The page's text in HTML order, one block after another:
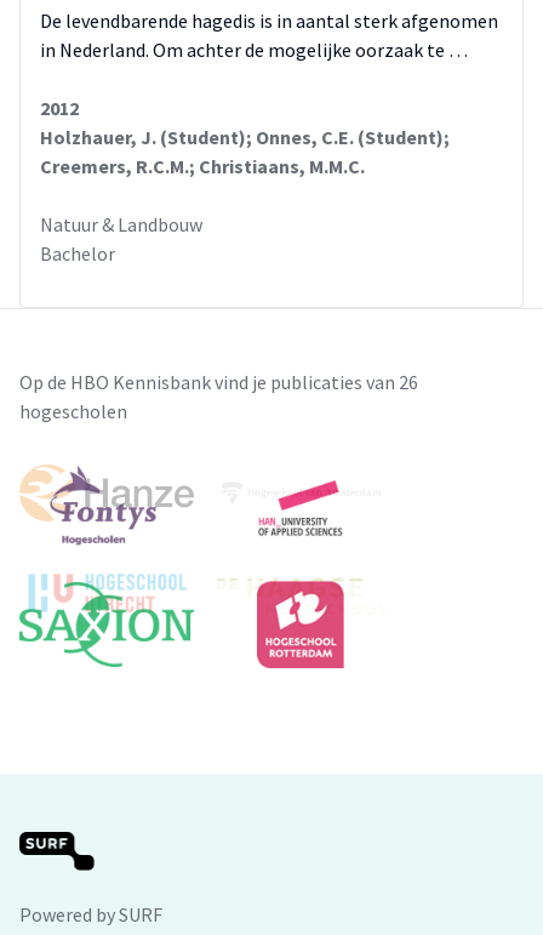
De levendbarende hagedis is in aantal sterk afgenomen
in Nederland. Om achter de mogelijke oorzaak te …
2012
Holzhauer, J. (Student); Onnes, C.E. (Student);
Creemers, R.C.M.; Christiaans, M.M.C.
Natuur & Landbouw
Bachelor
Op de HBO Kennisbank vind je publicaties van 26
hogescholen
Powered by SURF